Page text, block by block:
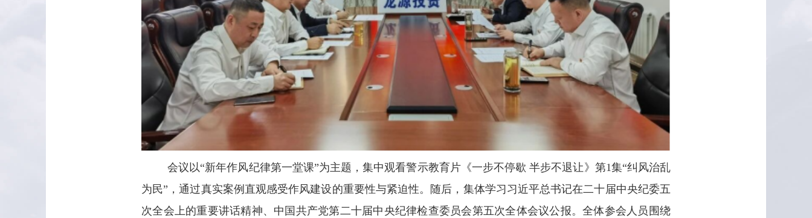
会议以“新年作风纪律第一堂课”为主题，集中观看警示教育片《一步不停歇 半步不退让》第1集“纠风治乱
为民”，通过真实案例直观感受作风建设的重要性与紧迫性。随后，集体学习习近平总书记在二十届中央纪委五
次全会上的重要讲话精神、中国共产党第二十届中央纪律检查委员会第五次全体会议公报。全体参会人员围绕